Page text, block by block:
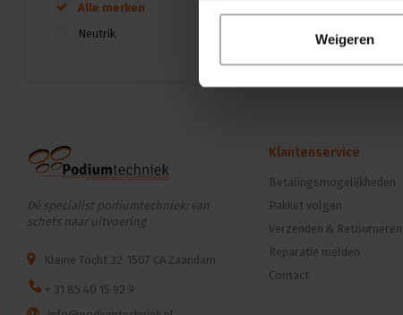
Weigeren
Alle merken
Neutrik
Dé specialist podiumtechniek; van
schets naar uitvoering
Kleine Tocht 32 1507 CA Zaandam
+ 31 85 40 15 92 9
Klantenservice
Betalingsmogelijkheden
Pakket volgen
Verzenden & Retourneren
Reparatie melden
Contact